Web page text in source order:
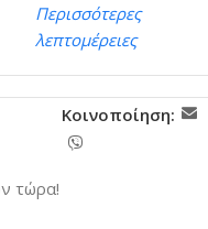
Περισσότερες
λεπτομέρειες
Κοινοποίηση:
τώρα!